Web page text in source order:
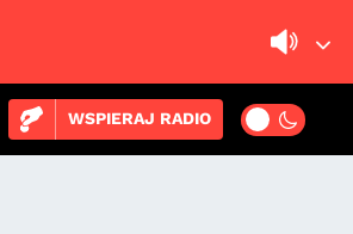
WSPIERAJ RADIO